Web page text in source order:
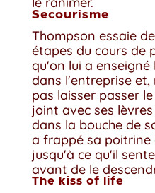
Secourisme
Thompson essaie
étapes du cours de
qu'on lui a
dans l'entreprise
pas laisser passer
joint avec ses
dans la bouche de
a frappé sa poitrine
jusqu'à ce qu'il
avant de le
The kiss of life